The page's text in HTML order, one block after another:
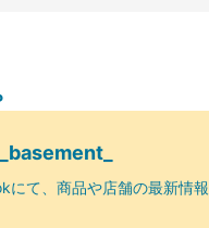
て、商品や店舗の最新情報